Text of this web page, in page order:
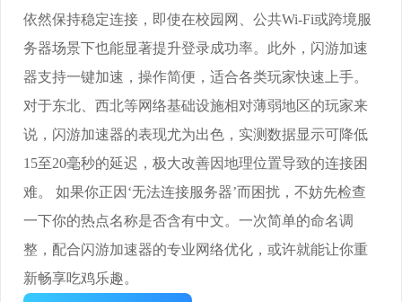
依然保持稳定连接，即使在校园网、公共Wi-Fi或跨境服
务器场景下也能显著提升登录成功率。此外，闪游加速
器支持一键加速，操作简便，适合各类玩家快速上手。
对于东北、西北等网络基础设施相对薄弱地区的玩家来
说，闪游加速器的表现尤为出色，实测数据显示可降低
15至20毫秒的延迟，极大改善因地理位置导致的连接困
难。 如果你正因‘无法连接服务器’而困扰，不妨先检查
一下你的热点名称是否含有中文。一次简单的命名调
整，配合闪游加速器的专业网络优化，或许就能让你重
新畅享吃鸡乐趣。